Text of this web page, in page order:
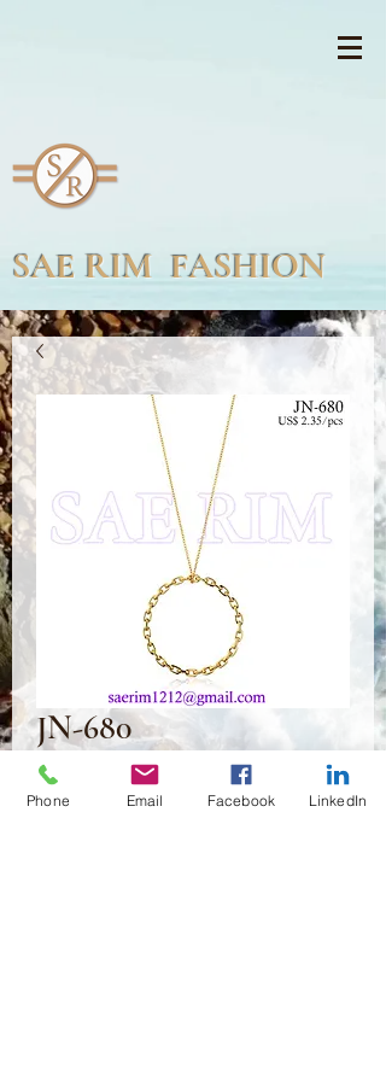
SAE RIM FASHION
JN-680
2,35 $ Preis
Phone Email Facebook LinkedIn